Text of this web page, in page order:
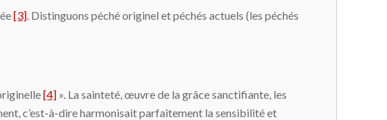
[3]. Distinguons péché originel et péchés actuels (les péchés
[4] ». La sainteté, œuvre de la grâce sanctifiante, les
c’est-à-dire harmonisait parfaitement la sensibilité et